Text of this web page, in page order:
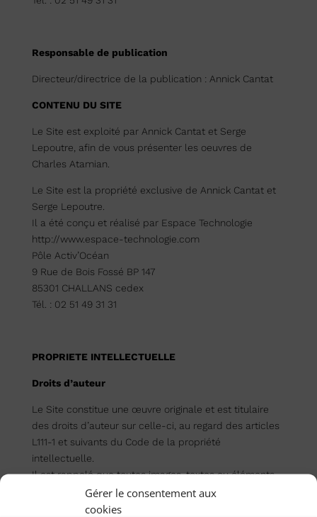
Gérer le consentement aux
cookies
Responsable de publication
Directeur/directrice de la publication : Annick Cantat
CONTENU DU SITE
Le Site est exploité par Annick Cantat et Serge
Lepoutre, afin de vous présenter les oeuvres de
Charles Atamian.
Le Site est la propriété exclusive de Annick Cantat et
Serge Lepoutre.
Il a été conçu et réalisé par Espace Technologie
http://www.espace-technologie.com
Pôle Activ’Océan
9 Rue de Bois Fossé BP 147
85301 CHALLANS cedex
Tél. : 02 51 49 31 31
PROPRIETE INTELLECTUELLE
Droits d’auteur
Le Site constitue une œuvre originale et est titulaire
des droits d’auteur sur celle-ci, au regard des articles
L111-1 et suivants du Code de la propriété
intellectuelle.
Il est rappelé que toutes images, textes ou éléments
graphiques contenus sur le présent Site peuvent
constituer des œuvres de l’esprit, bénéficiant ainsi de